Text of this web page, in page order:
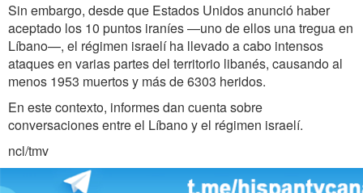
Sin embargo, desde que Estados Unidos anunció haber
aceptado los 10 puntos iraníes —uno de ellos una tregua en
Líbano—, el régimen israelí ha llevado a cabo intensos
ataques en varias partes del territorio libanés, causando al
menos 1953 muertos y más de 6303 heridos.
En este contexto, informes dan cuenta sobre
conversaciones entre el Líbano y el régimen israelí.
ncl/tmv